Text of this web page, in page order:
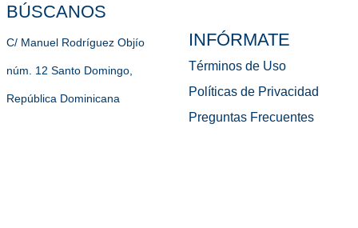
BÚSCANOS
C/ Manuel Rodríguez Objío
núm. 12 Santo Domingo,
República Dominicana
INFÓRMATE
Términos de Uso
Políticas de Privacidad
Preguntas Frecuentes